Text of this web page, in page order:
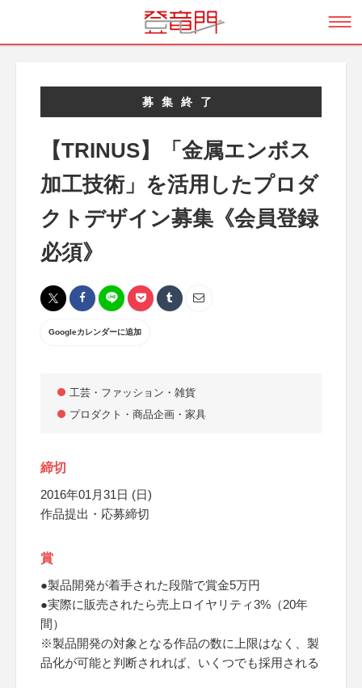
募集終了
【TRINUS】「金属エンボス
加工技術」を活用したプロダ
クトデザイン募集《会員登録
必須》
Googleカレンダーに追加
工芸・ファッション・雑貨
プロダクト・商品企画・家具
締切
2016年01月31日 (日)
作品提出・応募締切
賞
●製品開発が着手された段階で賞金5万円
●実際に販売されたら売上ロイヤリティ3%（20年
間）
※製品開発の対象となる作品の数に上限はなく、製
品化が可能と判断されれば、いくつでも採用される